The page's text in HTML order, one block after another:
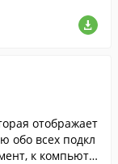
отображает
обо всех подкл
к компьюте